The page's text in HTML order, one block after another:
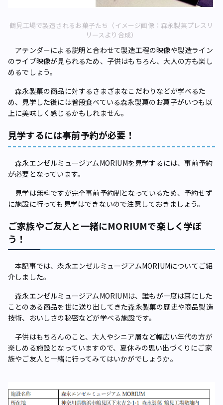
鶴見工場で製造されるお菓子たち（イメージ画像：森永製菓プレスリ
リースより合成）
アテンダーによる説明と合わせて製造工程の映像や製造ライン
のライブ映像が見られるため、子供はもちろん、大人の方も楽し
めるでしょう。
森永製菓の商品に対するさまざまなこだわりなどが学べるた
め、見学した後には普段食べている森永製菓のお菓子がいつも以
上に美味しく感じるかもしれません。
見学するには事前予約が必要！
森永エンゼルミュージアムMORIUMを見学するには、事前予約
が必要となっています。
見学は無料ですが完全事前予約制となっているため、予約せず
に施設に行っても見学はできないので注意しておきましょう。
ご家族やご友人と一緒にMORIUMで楽しく学ぼ
う！
本記事では、森永エンゼルミュージアムMORIUMについてご紹
介しました。
森永エンゼルミュージアムMORIUMは、誰もが一度は耳にした
ことのある商品を世に送り出してきた森永製菓の歴史や商品製造
技術、おいしさの秘密などが学べる施設です。
子供はもちろんのこと、大人やシニア層など幅広い年代の方が
楽しめる施設となっていますので、夏休みの思い出づくりにご家
族やご友人と一緒に行ってみてはいかがでしょうか。